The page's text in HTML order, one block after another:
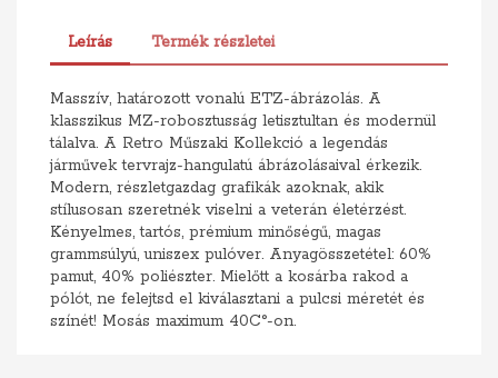
Leírás Termék részletei
Masszív, határozott vonalú ETZ-ábrázolás. A
klasszikus MZ-robosztusság letisztultan és modernül
tálalva. A Retro Műszaki Kollekció a legendás
járművek tervrajz-hangulatú ábrázolásaival érkezik.
Modern, részletgazdag grafikák azoknak, akik
stílusosan szeretnék viselni a veterán életérzést.
Kényelmes, tartós, prémium minőségű, magas
grammsúlyú, uniszex pulóver. Anyagösszetétel: 60%
pamut, 40% poliészter. Mielőtt a kosárba rakod a
pólót, ne felejtsd el kiválasztani a pulcsi méretét és
színét! Mosás maximum 40C°-on.